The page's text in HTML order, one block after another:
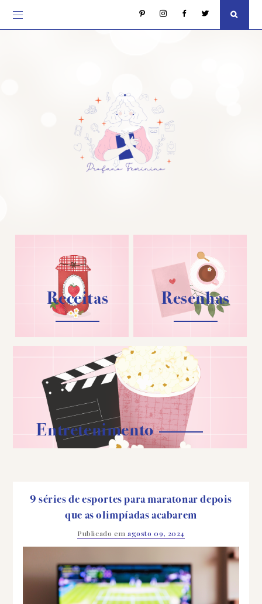
Receitas Resenhas
Entretenimento
9 séries de esportes para maratonar depois
que as olimpíadas acabarem
Publicado em agosto 09, 2024